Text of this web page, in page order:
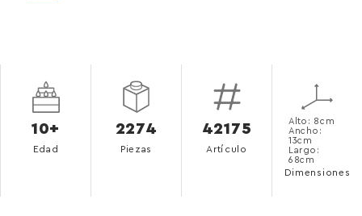
10+
Edad
2274
Piezas
42175
Artículo
Alto: 8cm
Ancho:
13cm
Largo:
68cm
Dimensiones